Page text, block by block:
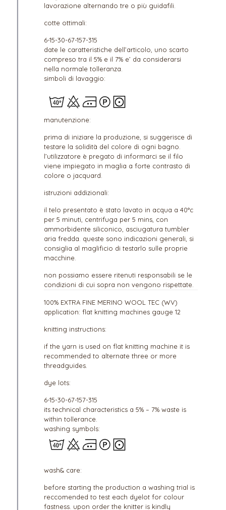
lavorazione alternando tre o più guidafili.
cotte ottimali:
6-15-30-67-157-315
date le caratteristiche dell’articolo, uno scarto
compreso tra il 5% e il 7% e’ da considerarsi
nella normale tolleranza.
simboli di lavaggio:
manutenzione:
prima di iniziare la produzione, si suggerisce di
testare la solidità del colore di ogni bagno.
l’utilizzatore è pregato di informarci se il filo
viene impiegato in maglia a forte contrasto di
colore o jacquard.
istruzioni addizionali:
il telo presentato è stato lavato in acqua a 40°c
per 5 minuti, centrifuga per 5 mins, con
ammorbidente siliconico, asciugatura tumbler
aria fredda. queste sono indicazioni generali, si
consiglia al maglificio di testarlo sulle proprie
macchine.
non possiamo essere ritenuti responsabili se le
condizioni di cui sopra non vengono rispettate.
100% EXTRA FINE MERINO WOOL TEC (WV)
application: flat knitting machines gauge 12
knitting instructions:
if the yarn is used on flat knitting machine it is
recommended to alternate three or more
threadguides.
dye lots:
6-15-30-67-157-315
its technical characteristics a 5% – 7% waste is
within tollerance.
washing symbols:
wash& care:
before starting the production a washing trial is
reccomended to test each dyelot for colour
fastness. upon order the knitter is kindly